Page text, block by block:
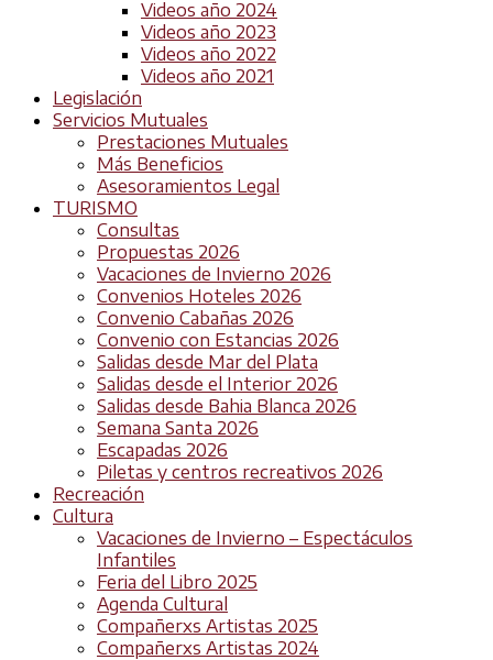
Videos año 2024
Videos año 2023
Videos año 2022
Videos año 2021
Legislación
Servicios Mutuales
Prestaciones Mutuales
Más Beneficios
Asesoramientos Legal
TURISMO
Consultas
Propuestas 2026
Vacaciones de Invierno 2026
Convenios Hoteles 2026
Convenio Cabañas 2026
Convenio con Estancias 2026
Salidas desde Mar del Plata
Salidas desde el Interior 2026
Salidas desde Bahia Blanca 2026
Semana Santa 2026
Escapadas 2026
Piletas y centros recreativos 2026
Recreación
Cultura
Vacaciones de Invierno – Espectáculos
Infantiles
Feria del Libro 2025
Agenda Cultural
Compañerxs Artistas 2025
Compañerxs Artistas 2024